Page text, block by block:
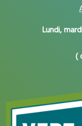
Lundi,
(